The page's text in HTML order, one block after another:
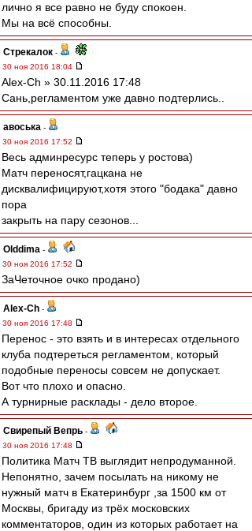
лично я все равно не буду спокоен.
Мы на всё способны.
Стрекалок -
30 ноя 2016 18:04
Alex-Ch » 30.11.2016 17:48
Сань,регламентом уже давно подтерлись..
авоська -
30 ноя 2016 17:52
Весь админресурс теперь у ростова)
Матч переносят,гацкана не
дисквалифицируют,хотя этого "бодака" давно
пора
закрыть на пару сезонов...
Olddima -
30 ноя 2016 17:52
ЗаЧеточное очко продано)
Alex-Ch -
30 ноя 2016 17:48
Перенос - это взять и в интересах отдельного
клуба подтереться регламентом, который
подобные переносы совсем не допускает.
Вот что плохо и опасно.
А турнирные расклады - дело второе.
Свирепый Вепрь -
30 ноя 2016 17:48
Политика Матч ТВ выглядит непродуманной.
Непонятно, зачем посылать на никому не
нужный матч в Екатеринбург ,за 1500 км от
Москвы, бригаду из трёх московских
комментаторов, один из которых работает на